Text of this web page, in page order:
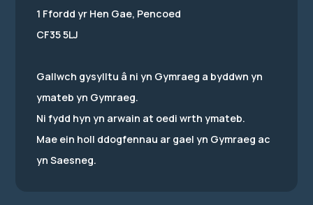
1 Ffordd yr Hen Gae, Pencoed
CF35 5LJ
Gallwch gysylltu â ni yn Gymraeg a byddwn yn
ymateb yn Gymraeg.
Ni fydd hyn yn arwain at oedi wrth ymateb.
Mae ein holl ddogfennau ar gael yn Gymraeg ac
yn Saesneg.